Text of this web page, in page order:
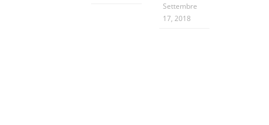
Settembre
17, 2018